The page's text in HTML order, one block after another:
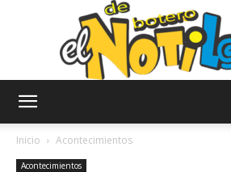
Inicio Acontecimientos
Acontecimientos